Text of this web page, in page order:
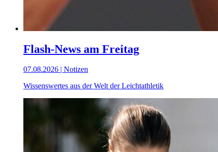
Flash-News am Freitag
07.08.2026 | Notizen
Wissenswertes aus der Welt der Leichtathletik